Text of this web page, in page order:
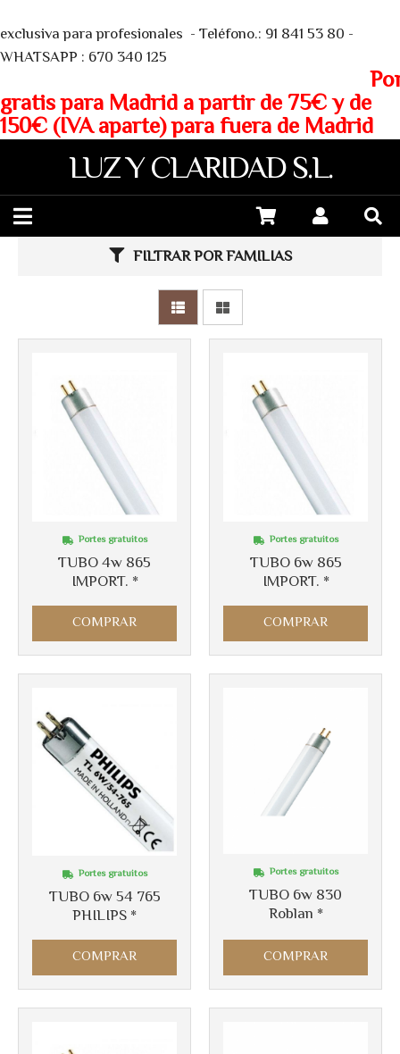
exclusiva para profesionales - Teléfono.: 91 841 53 80 -
WHATSAPP : 670 340 125
gratis para Madrid a partir de 75€ y de
150€ (IVA aparte) para fuera de Madrid
LUZ Y CLARIDAD S.L.
FILTRAR POR FAMILIAS
TUBO 4w 865
IMPORT. *
Portes gratuitos
COMPRAR
TUBO 6w 865
IMPORT. *
Portes gratuitos
COMPRAR
TUBO 6w 54 765
PHILIPS *
Portes gratuitos
COMPRAR
TUBO 6w 830
Roblan *
Portes gratuitos
COMPRAR
Más info
Más info
Más info